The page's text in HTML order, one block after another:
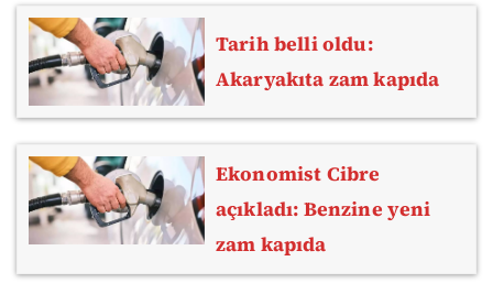
Tarih belli oldu:
Akaryakıta zam kapıda
Ekonomist Cibre
açıkladı: Benzine yeni
zam kapıda